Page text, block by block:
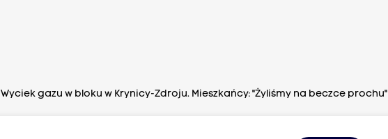
Wyciek gazu w bloku w Krynicy-Zdroju. Mieszkańcy: "Żyliśmy na beczce prochu"